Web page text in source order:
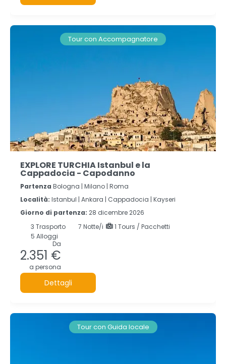
Tour con Accompagnatore
EXPLORE TURCHIA Istanbul e la
Cappadocia - Capodanno
Partenza Bologna | Milano | Roma
Località: Istanbul | Ankara | Cappadocia | Kayseri
Giorno di partenza: 28 dicembre 2026
3 Trasporto 7 Notte/i
1 Tours / Pacchetti
5 Alloggi
Da
2.351 €
a persona
Dettagli
Tour con Guida locale